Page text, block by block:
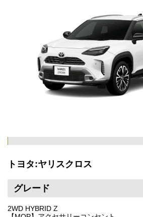
トヨタ:ヤリスクロス
グレード
2WD HYBRID Z